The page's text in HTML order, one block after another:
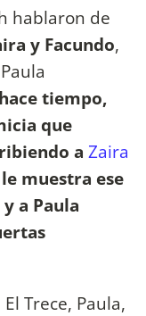
hablaron de
y Facundo,
tiempo,
que
a Zaira
muestra ese
a Paula
Trece, Paula,